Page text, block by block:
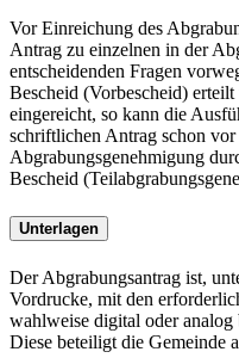
Vor Einreichung des
Antrag zu einzelnen in der
entscheidenden Fragen
Bescheid (Vorbescheid)
eingereicht, so kann die
schriftlichen Antrag schon
Abgrabungsgenehmigung
Bescheid
Unterlagen
Der Abgrabungsantrag ist,
Vordrucke, mit den
wahlweise digital oder analog
Diese beteiligt die Gemeinde